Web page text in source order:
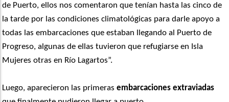
de Puerto, ellos nos comentaron que tenían hasta las cinco de
la tarde por las condiciones climatológicas para darle apoyo a
todas las embarcaciones que estaban llegando al Puerto de
Progreso, algunas de ellas tuvieron que refugiarse en Isla
Mujeres otras en Río Lagartos”.
Luego, aparecieron las primerasembarcaciones extraviadas